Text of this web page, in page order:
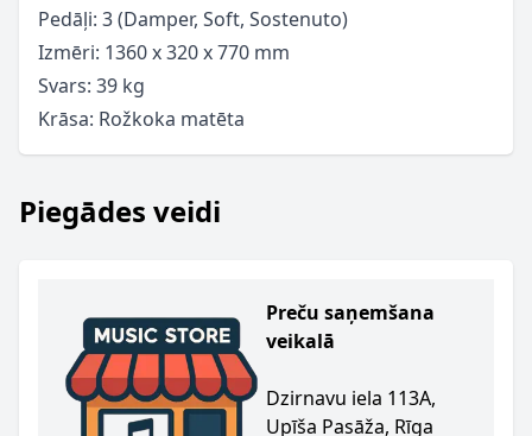
Pedāļi: 3 (Damper, Soft, Sostenuto)
Izmēri: 1360 x 320 x 770 mm
Svars: 39 kg
Krāsa: Rožkoka matēta
Piegādes veidi
Preču saņemšana
veikalā
Dzirnavu iela 113A,
Upīša Pasāža, Rīga